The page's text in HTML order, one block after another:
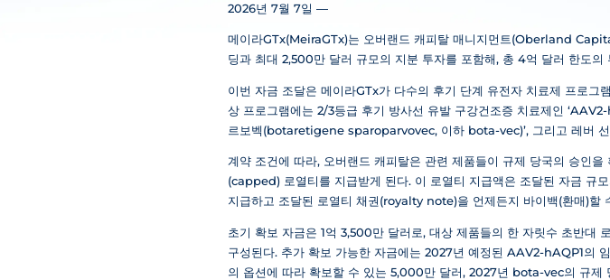
2026년 7월 7일 —
메이라GTx(MeiraGTx)는 오버랜드 캐피탈 매니지먼트(Oberland
딩과 최대 2,500만 달러 규모의 지분 투자를 포함해, 총 4억 달러 한도의
이번 자금 조달은 메이라GTx가 다수의 후기 단계 유전자 치료제 프로
상 프로그램에는 2/3등급 후기 방사선 유발 구강건조증 치료제인
르보벡(botaretigene sparoparvovec, 이하 bota-vec)’, 그리고 레버 선
계약 조건에 따라, 오버랜드 캐피탈은 관련 제품들이 규제 당국의 승인
(capped) 로열티를 지급받게 된다. 이 로열티 지급액은 조달된 자금 규
지급하고 조달된 로열티 채권(royalty note)을 언제든지 바이백(환매)할
초기 확보 자금은 1억 3,500만 달러로, 대상 제품들의 한 자릿수 초반대
구성된다. 추가 확보 가능한 자금에는 2027년 예정된 AAV2-hAQP1의
의 옵션에 따라 확보할 수 있는 5,000만 달러, 2027년 bota-vec의 규